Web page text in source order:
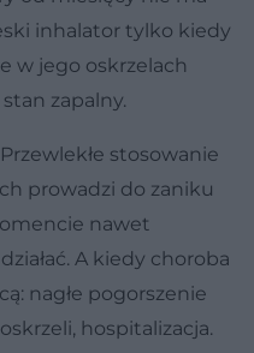
inhalator tylko kiedy
w jego oskrzelach
zapalny.
stosowanie
prowadzi do zaniku
nawet
A kiedy choroba
nagłe pogorszenie
hospitalizacja.